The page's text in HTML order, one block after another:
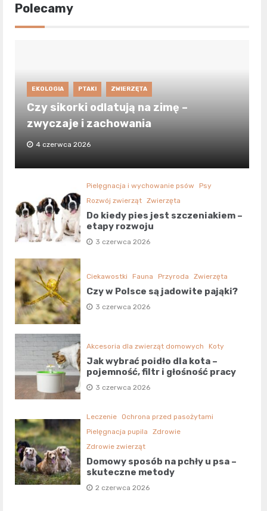
Polecamy
EKOLOGIA PTAKI ZWIERZĘTA
Czy sikorki odlatują na zimę –
zwyczaje i zachowania
4 czerwca 2026
Pielęgnacja i wychowanie psów
Psy
Rozwój zwierząt Zwierzęta
Do kiedy pies jest szczeniakiem –
etapy rozwoju
3 czerwca 2026
Ciekawostki Fauna Przyroda Zwierzęta
Czy w Polsce są jadowite pająki?
3 czerwca 2026
Akcesoria dla zwierząt domowych Koty
Jak wybrać poidło dla kota –
pojemność, filtr i głośność pracy
3 czerwca 2026
Leczenie
Ochrona przed pasożytami
Pielęgnacja pupila
Zdrowie
Zdrowie zwierząt
Domowy sposób na pchły u psa –
skuteczne metody
2 czerwca 2026